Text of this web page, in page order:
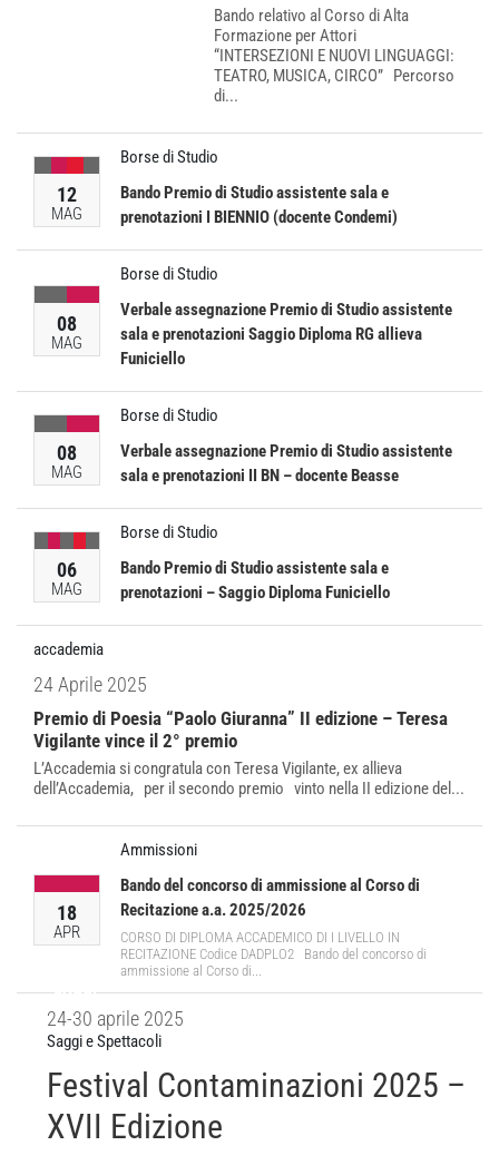
Bando relativo al Corso di Alta
Formazione per Attori
“INTERSEZIONI E NUOVI LINGUAGGI:
TEATRO, MUSICA, CIRCO” Percorso
di...
12
MAG
Borse di Studio
Bando Premio di Studio assistente sala e
prenotazioni I BIENNIO (docente Condemi)
08
MAG
Borse di Studio
Verbale assegnazione Premio di Studio assistente
sala e prenotazioni Saggio Diploma RG allieva
Funiciello
08
MAG
Borse di Studio
Verbale assegnazione Premio di Studio assistente
sala e prenotazioni II BN – docente Beasse
06
MAG
Borse di Studio
Bando Premio di Studio assistente sala e
prenotazioni – Saggio Diploma Funiciello
accademia
24 Aprile 2025
Premio di Poesia “Paolo Giuranna” II edizione – Teresa
Vigilante vince il 2° premio
L’Accademia si congratula con Teresa Vigilante, ex allieva
dell’Accademia, per il secondo premio vinto nella II edizione del...
18
APR
Ammissioni
Bando del concorso di ammissione al Corso di
Recitazione a.a. 2025/2026
CORSO DI DIPLOMA ACCADEMICO DI I LIVELLO IN
RECITAZIONE Codice DADPLO2 Bando del concorso di
ammissione al Corso di...
SAGGI
24-30 aprile 2025
Saggi e Spettacoli
Festival Contaminazioni 2025 –
XVII Edizione